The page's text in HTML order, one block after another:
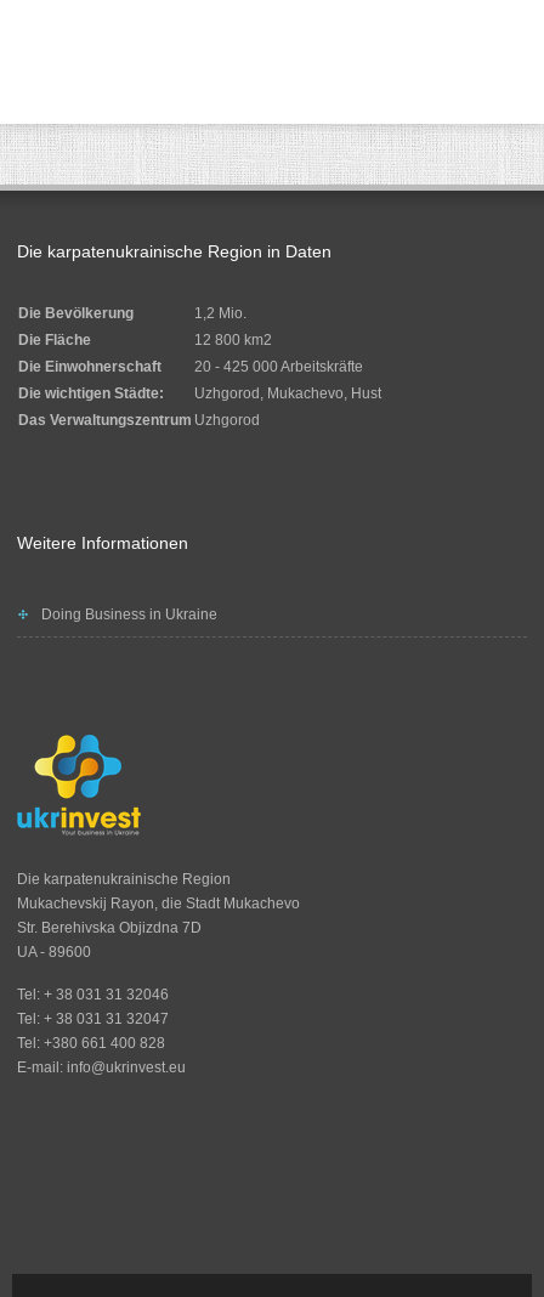
Die karpatenukrainische Region in Daten
Die Bevölkerung
1,2 Mio.
Die Fläche
12 800 km2
Die Einwohnerschaft
20 - 425 000 Arbeitskräfte
Die wichtigen Städte:
Uzhgorod, Mukachevo, Hust
Das Verwaltungszentrum Uzhgorod
Weitere Informationen
Doing Business in Ukraine
Die karpatenukrainische Region
Mukachevskij Rayon, die Stadt Mukachevo
Str. Berehivska Objizdna 7D
UA - 89600
Tel: + 38 031 31 32046
Tel: + 38 031 31 32047
Tel: +380 661 400 828
E-mail: info@ukrinvest.eu